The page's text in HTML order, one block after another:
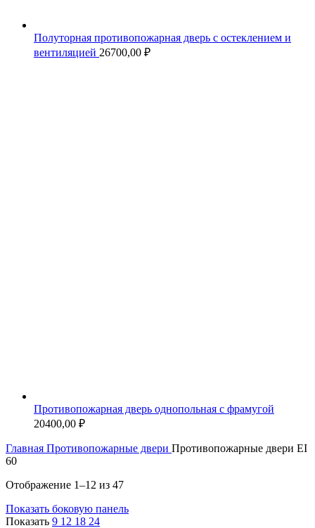
Полуторная противопожарная дверь с остеклением и
вентиляцией 26700,00 ₽
Противопожарная дверь однопольная с фрамугой
20400,00 ₽
Главная Противопожарные двери Противопожарные двери EI
60
Отображение 1–12 из 47
Показать боковую панель
Показать 9 12 18 24